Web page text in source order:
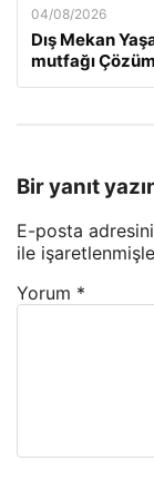
04/08/2026
Dış Mekan
mutfağı
Bir yanıt
E-posta
ile
Yorum *